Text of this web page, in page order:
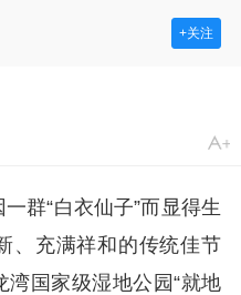
+关注
群“白衣仙子”而显得生
、充满祥和的传统佳节
湾国家级湿地公园“就地